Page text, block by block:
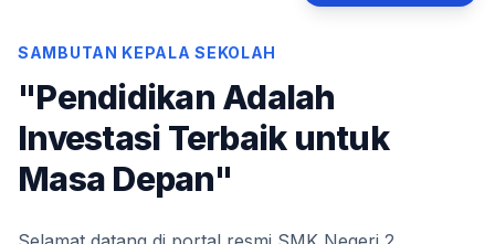
SAMBUTAN KEPALA SEKOLAH
"Pendidikan Adalah
Investasi Terbaik untuk
Masa Depan"